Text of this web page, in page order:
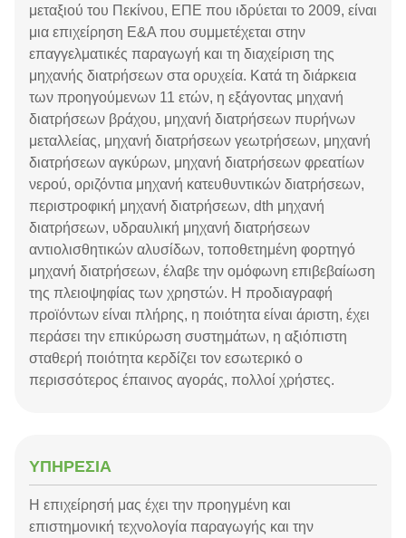
μεταξιού του Πεκίνου, ΕΠΕ που ιδρύεται το 2009, είναι
μια επιχείρηση Ε&Α που συμμετέχεται στην
επαγγελματικές παραγωγή και τη διαχείριση της
μηχανής διατρήσεων στα ορυχεία. Κατά τη διάρκεια
των προηγούμενων 11 ετών, η εξάγοντας μηχανή
διατρήσεων βράχου, μηχανή διατρήσεων πυρήνων
μεταλλείας, μηχανή διατρήσεων γεωτρήσεων, μηχανή
διατρήσεων αγκύρων, μηχανή διατρήσεων φρεατίων
νερού, οριζόντια μηχανή κατευθυντικών διατρήσεων,
περιστροφική μηχανή διατρήσεων, dth μηχανή
διατρήσεων, υδραυλική μηχανή διατρήσεων
αντιολισθητικών αλυσίδων, τοποθετημένη φορτηγό
μηχανή διατρήσεων, έλαβε την ομόφωνη επιβεβαίωση
της πλειοψηφίας των χρηστών. Η προδιαγραφή
προϊόντων είναι πλήρης, η ποιότητα είναι άριστη, έχει
περάσει την επικύρωση συστημάτων, η αξιόπιστη
σταθερή ποιότητα κερδίζει τον εσωτερικό ο
περισσότερος έπαινος αγοράς, πολλοί χρήστες.
ΥΠΗΡΕΣΙΑ
Η επιχείρησή μας έχει την προηγμένη και
επιστημονική τεχνολογία παραγωγής και την